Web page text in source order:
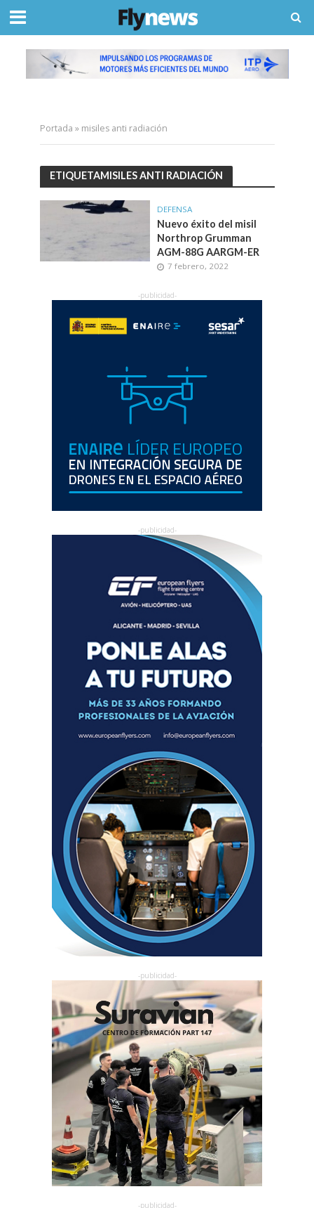
Portada » misiles anti radiación
ETIQUETAMISILES ANTI RADIACIÓN
DEFENSA
Nuevo éxito del misil
Northrop Grumman
AGM-88G AARGM-ER
7 febrero, 2022